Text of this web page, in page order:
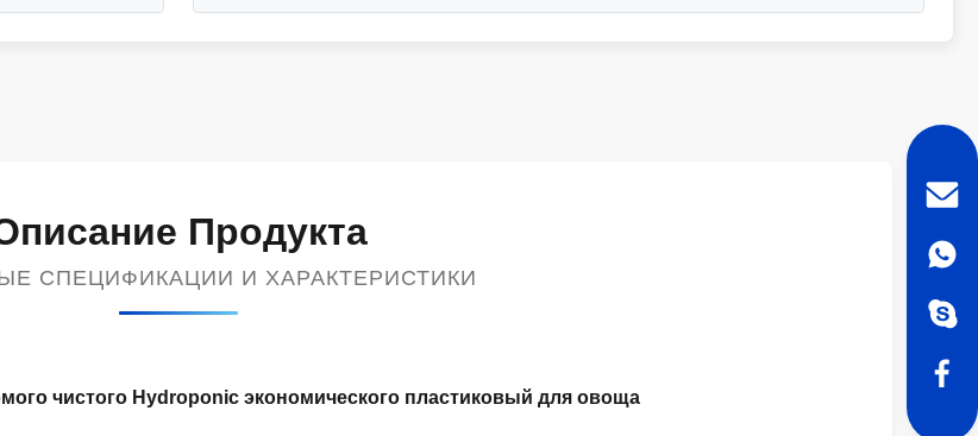
Продукта
СПЕЦИФИКАЦИИ И ХАРАКТЕРИСТИКИ
чистого Hydroponic экономического пластиковый для овоща